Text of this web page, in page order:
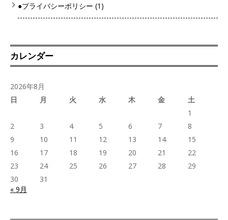
●プライバシーポリシー (1)
カレンダー
2026年8月
日
月 火 水 木 金
土
1
2
3 4 5 6 7
8
9
10 11 12 13 14
15
16
17 18 19 20 21
22
23
24 25 26 27 28
29
30
31
« 9月